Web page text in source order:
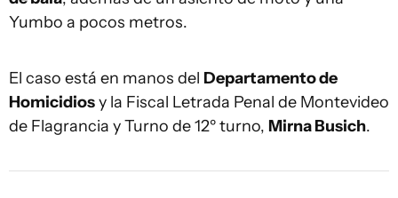
Yumbo a pocos metros.
El caso está en manos del Departamento de
Homicidiosy la Fiscal Letrada Penal de Montevideo
de Flagrancia y Turno de 12º turno, Mirna Busich.